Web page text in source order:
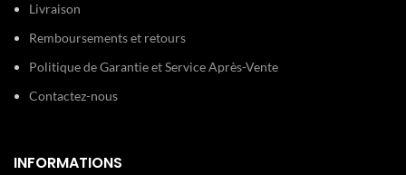
Livraison
Remboursements et retours
Politique de Garantie et Service Après-Vente
Contactez-nous
INFORMATIONS